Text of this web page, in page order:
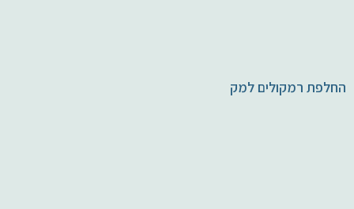
החלפת רמקולים למק